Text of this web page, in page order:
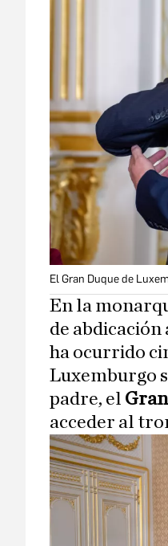
El Gran Duque de
En la
de abdicación
ha ocurrido
Luxemburgo
padre, el
acceder al